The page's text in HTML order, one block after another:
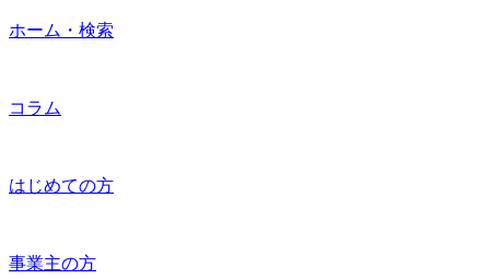
ホーム・検索
コラム
はじめての方
事業主の方